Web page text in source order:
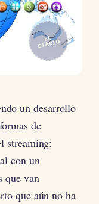
EL
DIARIO
un desarrollo
de
streaming:
con un
que van
que aún no ha